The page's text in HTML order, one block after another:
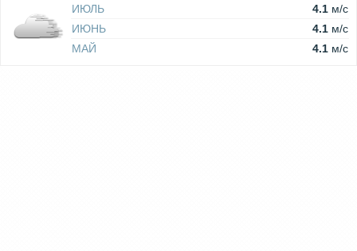
ИЮЛЬ
4.1 м/c
ИЮНЬ
4.1 м/c
МАЙ
4.1 м/c